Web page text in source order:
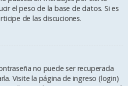
el peso de la base de datos. Si es
de las discuciones.
no puede ser recuperada
Visite la página de ingreso (login)